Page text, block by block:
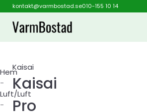
kontakt@varmbostad.se010-155 10 14
Hem
-
Luft/Luft
-
Kaisai
Kaisai
Pro